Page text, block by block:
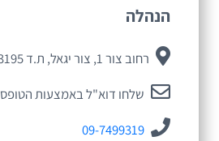
הנהלה
רחוב צור 1, צור יגאל, ת.ד 13195, מיקוד 4486200
שלחו דוא"ל באמצעות הטופס
09-7499319